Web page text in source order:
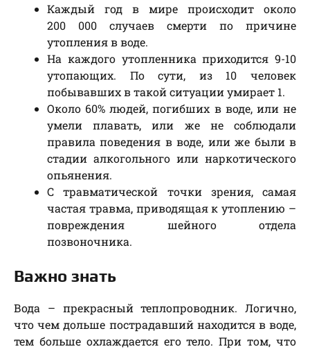
Каждый год в мире происходит около
200 000 случаев смерти по причине
утопления в воде.
На каждого утопленника приходится 9-10
утопающих. По сути, из 10 человек
побывавших в такой ситуации умирает 1.
Около 60% людей, погибших в воде, или не
умели плавать, или же не соблюдали
правила поведения в воде, или же были в
стадии алкогольного или наркотического
опьянения.
С травматической точки зрения, самая
частая травма, приводящая к утоплению –
повреждения шейного отдела
позвоночника.
Важно знать
Вода – прекрасный теплопроводник. Логично,
что чем дольше пострадавший находится в воде,
тем больше охлаждается его тело. При том, что